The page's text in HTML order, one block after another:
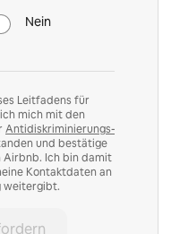
Nein
Leitfadens für
mich mit den
Antidiskriminierungs-
und bestätige
Ich bin damit
Kontaktdaten an
weitergibt.